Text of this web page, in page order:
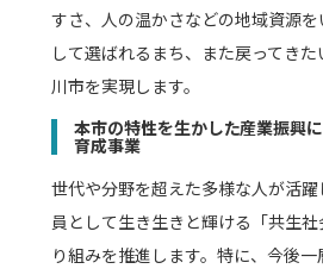
すさ、人の温かさなどの地域資源
して選ばれるまち、また戻ってき
川市を実現します。
本市の特性を生かした産業振興
育成事業
世代や分野を超えた多様な人が活
員として生き生きと輝ける「共生
り組みを推進します。特に、今後